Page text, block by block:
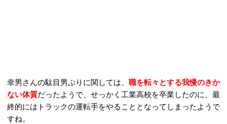
幸男さんの駄目男ぶりに関しては、 職を転々とする我慢のきか
ない体質だったようで、せっかく工業高校を卒業したのに、最
終的にはトラックの運転手をやることとなってしまったようで
すね。